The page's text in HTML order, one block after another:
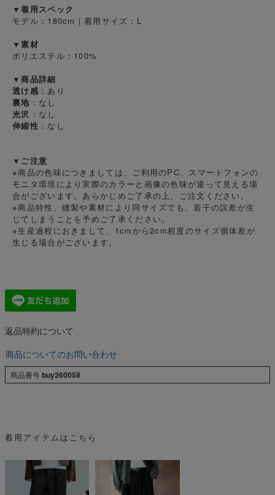
▼着用スペック
モデル：180cm｜着用サイズ：L
▼素材
ポリエステル：100%
▼商品詳細
透け感 ：あり
裏地 ：なし
光沢 ：なし
伸縮性 ：なし
▼ご注意
※商品の色味につきましては、ご利用のPC、スマートフォンの
モニタ環境により実際のカラーと画像の色味が違って見える場
合がございます。あらかじめご了承の上、ご注文ください。
※商品特性、縫製や素材により同サイズでも、若干の誤差が生
じてしまうことを予めご了承ください。
※生産過程におきまして、1cmから2cm程度のサイズ個体差が
生じる場合がございます。
返品特約について
商品についてのお問い合わせ
商品番号buy260058
着用アイテムはこちら